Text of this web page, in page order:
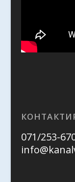
071/253-